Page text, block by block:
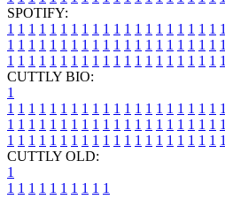
SPOTIFY:
1 1 1 1 1 1 1 1 1 1 1 1 1 1 1 1 1 1 1 1 1
1 1 1 1 1 1 1 1 1 1 1 1 1 1 1 1 1 1 1 1 1
1 1 1 1 1 1 1 1 1 1 1 1 1 1 1 1 1 1 1 1 1
CUTTLY BIO:
1
1 1 1 1 1 1 1 1 1 1 1 1 1 1 1 1 1 1 1 1 1
1 1 1 1 1 1 1 1 1 1 1 1 1 1 1 1 1 1 1 1 1
1 1 1 1 1 1 1 1 1 1 1 1 1 1 1 1 1 1 1 1 1
CUTTLY OLD:
1
1 1 1 1 1 1 1 1 1 1